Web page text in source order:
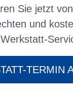
Sie jetzt
und
Werkstatt-